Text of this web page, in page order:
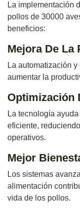
La implementación
pollos de 30000
beneficios:
Mejora De La
La automatización
aumentar la
Optimización
La tecnología
eficiente,
operativos.
Mejor
Los sistemas
alimentación
vida de los pollos.